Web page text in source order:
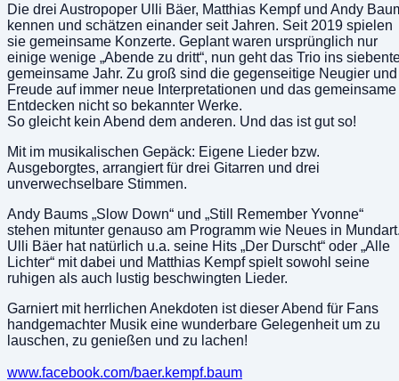
Die drei Austropoper Ulli Bäer, Matthias Kempf und Andy
kennen und schätzen einander seit Jahren. Seit 2019 spielen
sie gemeinsame Konzerte. Geplant waren ursprünglich nur
einige wenige „Abende zu dritt“, nun geht das Trio ins
gemeinsame Jahr. Zu groß sind die gegenseitige Neugier und
Freude auf immer neue Interpretationen und das gemeinsame
Entdecken nicht so bekannter Werke.
So gleicht kein Abend dem anderen. Und das ist gut so!
Mit im musikalischen Gepäck: Eigene Lieder bzw.
Ausgeborgtes, arrangiert für drei Gitarren und drei
unverwechselbare Stimmen.
Andy Baums „Slow Down“ und „Still Remember Yvonne“
stehen mitunter genauso am Programm wie Neues in
Ulli Bäer hat natürlich u.a. seine Hits „Der Durscht“ oder „Alle
Lichter“ mit dabei und Matthias Kempf spielt sowohl seine
ruhigen als auch lustig beschwingten Lieder.
Garniert mit herrlichen Anekdoten ist dieser Abend für Fans
handgemachter Musik eine wunderbare Gelegenheit um zu
lauschen, zu genießen und zu lachen!
www.facebook.com/baer.kempf.baum